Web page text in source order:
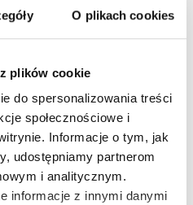
O plikach cookies
plików cookie
do spersonalizowania treści
społecznościowe i
Informacje o tym, jak
udostępniamy partnerom
i analitycznym.
informacje z innymi danymi